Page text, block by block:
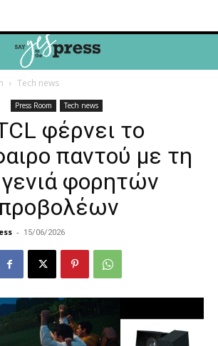
Tech news
Press Room Tech news
φέρνει το
παντού με τη
φορητών
- 15/06/2026